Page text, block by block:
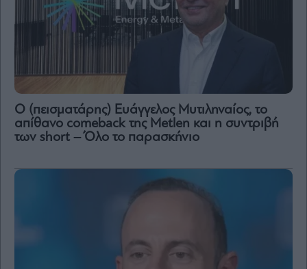
Ο (πεισματάρης) Ευάγγελος Μυτιληναίος, το
απίθανο comeback της Μetlen και η συντριβή
των short – Όλο το παρασκήνιο